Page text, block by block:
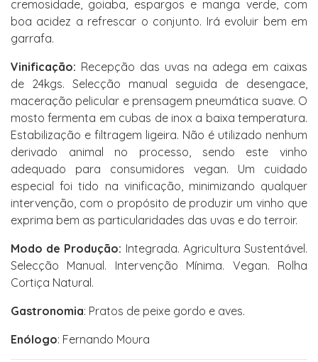
cremosidade, goiaba, espargos e manga verde, com
boa acidez a refrescar o conjunto. Irá evoluir bem em
garrafa.
Vinificação: Recepção das uvas na adega em caixas
de 24kgs. Selecção manual seguida de desengace,
maceração pelicular e prensagem pneumática suave. O
mosto fermenta em cubas de inox a baixa temperatura.
Estabilização e filtragem ligeira. Não é utilizado nenhum
derivado animal no processo, sendo este vinho
adequado para consumidores vegan. Um cuidado
especial foi tido na vinificação, minimizando qualquer
intervenção, com o propósito de produzir um vinho que
exprima bem as particularidades das uvas e do terroir.
Modo de Produção: Integrada. Agricultura Sustentável.
Selecção Manual. Intervenção Mínima. Vegan. Rolha
Cortiça Natural.
Gastronomia: Pratos de peixe gordo e aves.
Enólogo: Fernando Moura